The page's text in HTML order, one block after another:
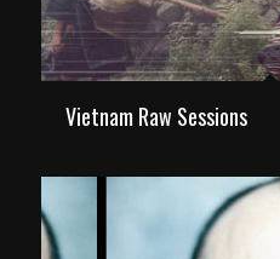
Vietnam Raw Sessions